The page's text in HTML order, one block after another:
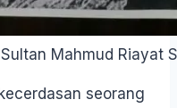
Mahmud Riayat
seorang